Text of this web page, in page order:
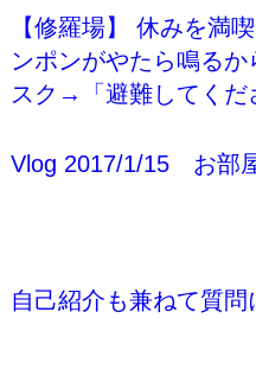
【修羅場】 休みを満
ンポンがやたら鳴る
スク→「避難してくだ
Vlog 2017/1/15 お部
自己紹介も兼ねて質問